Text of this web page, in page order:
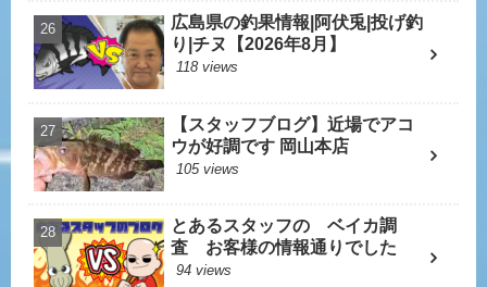
広島県の釣果情報|阿伏兎|投げ釣
り|チヌ【2026年8月】
118 views
【スタッフブログ】近場でアコ
ウが好調です 岡山本店
105 views
とあるスタッフの ベイカ調
査 お客様の情報通りでした
94 views